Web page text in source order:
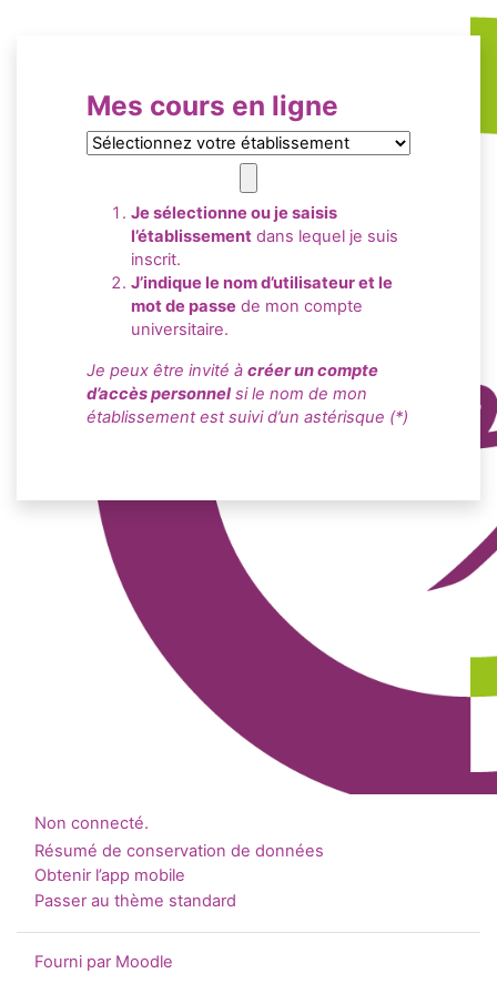
Mes cours en ligne
Je sélectionne ou je saisis
l’établissement dans lequel je suis
inscrit.
J’indique le nom d’utilisateur et le
mot de passe de mon compte
universitaire.
Je peux être invité à créer un compte
d’accès personnel si le nom de mon
établissement est suivi d’un astérisque (*)
Non connecté.
Résumé de conservation de données
Obtenir l’app mobile
Passer au thème standard
Fourni par Moodle